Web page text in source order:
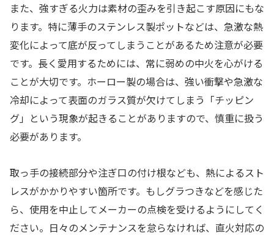
また、強すぎる火力は素材の歪みを引き起こす原因にもな
ります。特に薄手のステンレス製ポットなどは、急激な熱
変化によって底が反ってしまうことがあるため注意が必要
です。長く愛用するためには、常に弱めの中火を心がける
ことが大切です。ホーロー製の場合は、強い衝撃や急激な
冷却によって表面のガラス質が欠けてしまう「チッピン
グ」という現象が起きることがありますので、慎重に扱う
必要があります。
取っ手の接続部分や注ぎ口の付け根なども、熱によるスト
レスがかかりやすい箇所です。もしグラつきなどを感じた
ら、使用を中止してメーカーの点検を受けるようにしてく
ださい。日々のメンテナンスを怠らなければ、直火対応の